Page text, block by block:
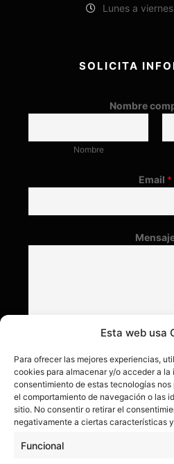
Esta web usa
Para ofrecer las mejores experiencias,
cookies para almacenar y/o acceder a la
consentimiento de estas tecnologías
el comportamiento de navegación o las
sitio. No consentir o retirar el
negativamente a ciertas características
Funcional
Lunes a
SOLICITA
Nombre
Nombre
Email *